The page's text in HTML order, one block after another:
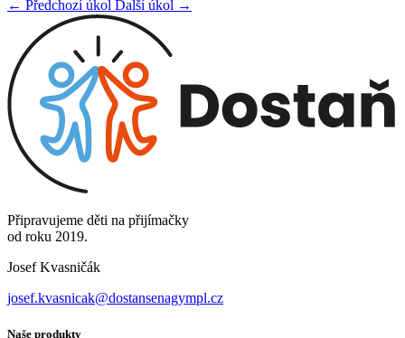
← Předchozí úkol Další úkol →
Připravujeme děti na přijímačky
od roku 2019.
Josef Kvasničák
josef.kvasnicak@dostansenagympl.cz
Naše produkty